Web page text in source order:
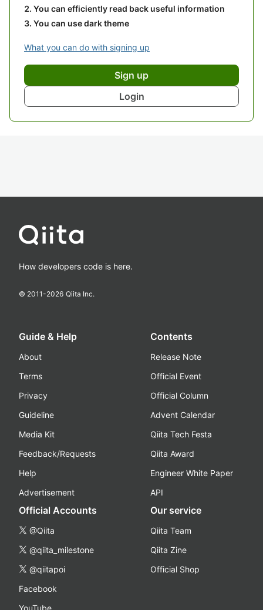
You can efficiently read back useful information
You can use dark theme
What you can do with signing up
Sign up
Login
How developers code is here.
© 2011-2026 Qiita Inc.
Guide & Help
About
Terms
Privacy
Guideline
Media Kit
Feedback/Requests
Help
Advertisement
Contents
Release Note
Official Event
Official Column
Advent Calendar
Qiita Tech Festa
Qiita Award
Engineer White Paper
API
Official Accounts
@Qiita
@qiita_milestone
@qiitapoi
Facebook
YouTube
Our service
Qiita Team
Qiita Zine
Official Shop